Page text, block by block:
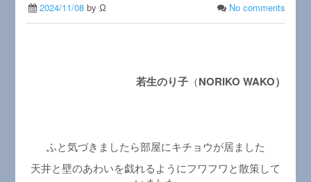
2024/11/08 by Ω No comments
若生のり子（NORIKO WAKO）
ふと気づきましたら部屋にキチョウが居ました
天井と壁のあわいを戯れるようにフワフワと散策して